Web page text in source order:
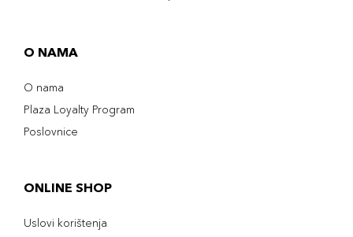
O NAMA
O nama
Plaza Loyalty Program
Poslovnice
ONLINE SHOP
Uslovi korištenja